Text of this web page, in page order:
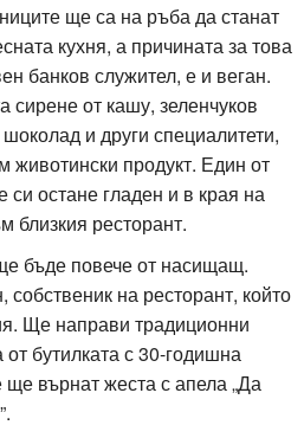
ще са на ръба да станат
кухня, а причината за това
банков служител, е и веган.
от кашу, зеленчуков
и други специалитети,
животински продукт. Един от
си остане гладен и в края на
близкия ресторант.
бъде повече от насищащ.
на ресторант, който
Ще направи традиционни
бутилката с 30-годишна
ще върнат жеста с апела „Да